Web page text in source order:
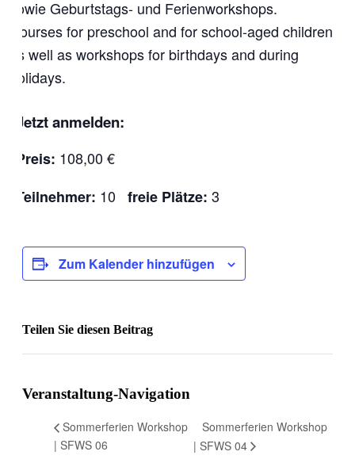
sowie Geburtstags- und Ferienworkshops.
Courses for preschool and for school-aged children
as well as workshops for birthdays and during
holidays.
Jetzt anmelden:
Preis: 108,00 €
Teilnehmer: 10freie Plätze: 3
Zum Kalender hinzufügen
Teilen Sie diesen Beitrag
Veranstaltung-Navigation
Sommerferien Workshop
| SFWS 06
Sommerferien Workshop
| SFWS 04